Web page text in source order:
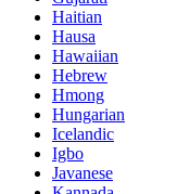
Haitian
Hausa
Hawaiian
Hebrew
Hmong
Hungarian
Icelandic
Igbo
Javanese